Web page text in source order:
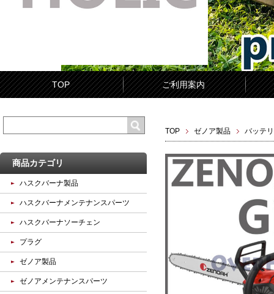
TOP ご利用案内
TOP ゼノア製品 バッテ
商品カテゴリ
ハスクバーナ製品
ハスクバーナメンテナンスパーツ
ハスクバーナソーチェン
プラグ
ゼノア製品
ゼノアメンテナンスパーツ